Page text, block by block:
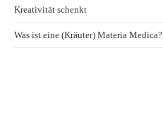
Kreativität schenkt
Was ist eine (Kräuter) Materia Medica?